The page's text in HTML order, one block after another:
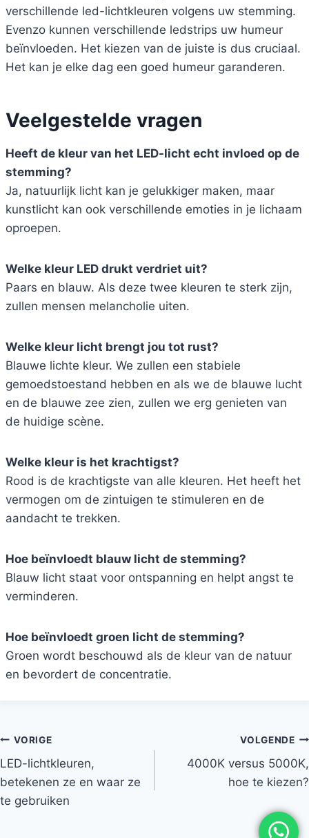
verschillende led-lichtkleuren volgens uw stemming.
Evenzo kunnen verschillende ledstrips uw humeur
beïnvloeden. Het kiezen van de juiste is dus cruciaal.
Het kan je elke dag een goed humeur garanderen.
Veelgestelde vragen
Heeft de kleur van het LED-licht echt invloed op de
stemming?
Ja, natuurlijk licht kan je gelukkiger maken, maar
kunstlicht kan ook verschillende emoties in je lichaam
oproepen.
Welke kleur LED drukt verdriet uit?
Paars en blauw. Als deze twee kleuren te sterk zijn,
zullen mensen melancholie uiten.
Welke kleur licht brengt jou tot rust?
Blauwe lichte kleur. We zullen een stabiele
gemoedstoestand hebben en als we de blauwe lucht
en de blauwe zee zien, zullen we erg genieten van
de huidige scène.
Welke kleur is het krachtigst?
Rood is de krachtigste van alle kleuren. Het heeft het
vermogen om de zintuigen te stimuleren en de
aandacht te trekken.
Hoe beïnvloedt blauw licht de stemming?
Blauw licht staat voor ontspanning en helpt angst te
verminderen.
Hoe beïnvloedt groen licht de stemming?
Groen wordt beschouwd als de kleur van de natuur
en bevordert de concentratie.
VORIGE
LED-lichtkleuren,
betekenen ze en waar ze
te gebruiken
VOLGENDE
4000K versus 5000K,
hoe te kiezen?